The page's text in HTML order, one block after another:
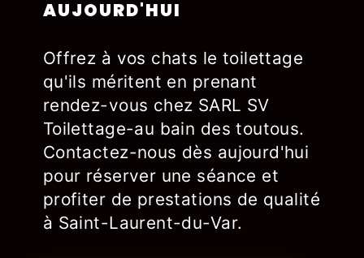
AUJOURD'HUI
Offrez à vos chats le toilettage
qu'ils méritent en prenant
rendez-vous chez SARL SV
Toilettage-au bain des toutous.
Contactez-nous dès aujourd'hui
pour réserver une séance et
profiter de prestations de qualité
à Saint-Laurent-du-Var.